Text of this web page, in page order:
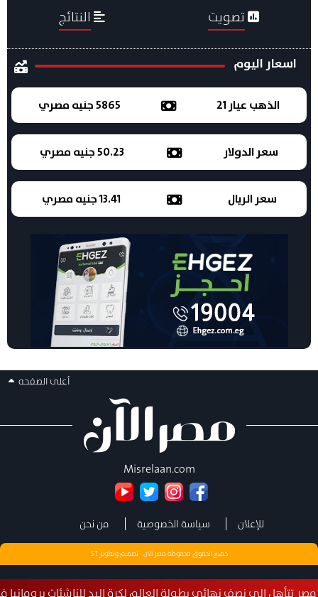
نصف نهائي بطولة العالم لكرة اليد للناشئات برومانيا في إنجاز
تصويت النتائج
اسعار اليوم
الذهب عيار 21 5865 جنيه مصري
سعر الدولار 50.23 جنيه مصري
سعر الريال 13.41 جنيه مصري
أعلى الصفحه
Misrelaan.com
للإعلان سياسة الخصوصية من نحن
جميع الحقوق محفوظة مصر الان - تصميم وتطويرST